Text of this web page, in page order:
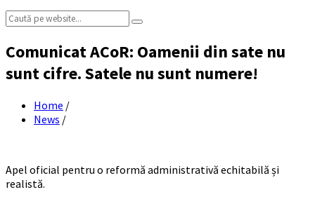
Search:
Comunicat ACoR: Oamenii din sate nu
sunt cifre. Satele nu sunt numere!
Home /
News /
Apel oficial pentru o reformă administrativă echitabilă și
realistă.